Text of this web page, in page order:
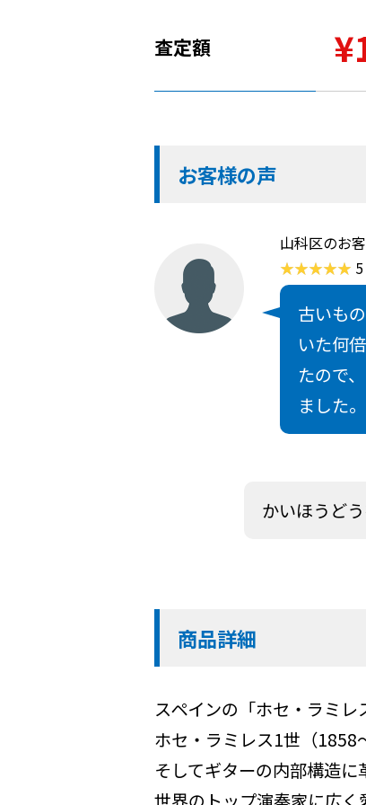
査定額
お客様の声
山科区のお
5
古いも
いた何
たので
ました。
かいほうど
商品詳細
スペインの「ホセ・ラミ
ホセ・ラミレス1世（1858
そしてギターの内部構造